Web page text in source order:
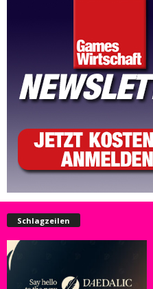
Schlagzeilen